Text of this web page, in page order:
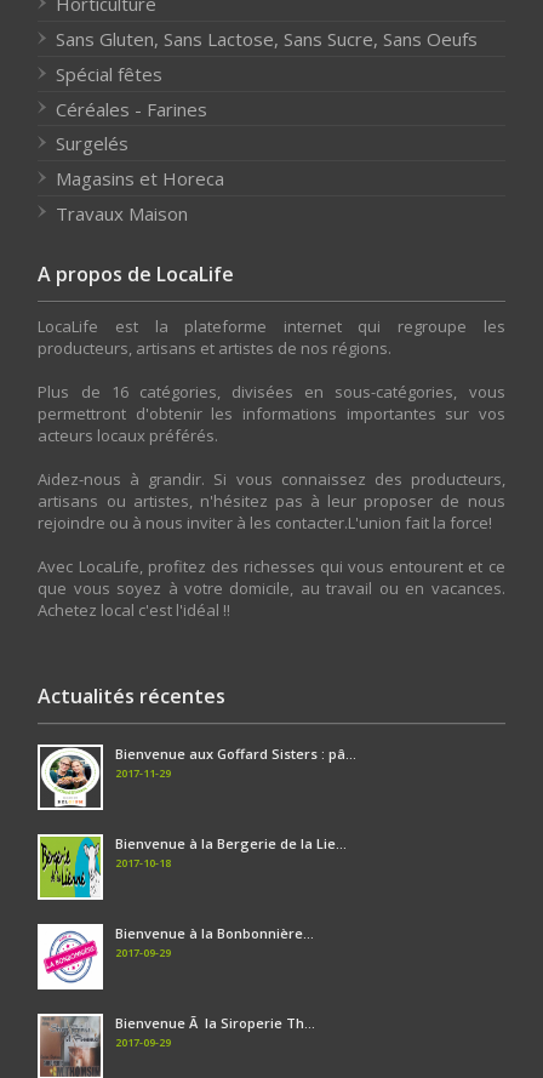
Sans Gluten, Sans Lactose, Sans Sucre, Sans Oeufs
Spécial fêtes
Céréales - Farines
Surgelés
Magasins et Horeca
Travaux Maison
A propos de LocaLife
LocaLife est la plateforme internet qui regroupe les
producteurs, artisans et artistes de nos régions.
Plus de 16 catégories, divisées en sous-catégories, vous
permettront d'obtenir les informations importantes sur vos
acteurs locaux préférés.
Aidez-nous à grandir. Si vous connaissez des producteurs,
artisans ou artistes, n'hésitez pas à leur proposer de nous
rejoindre ou à nous inviter à les contacter.L'union fait la force!
Avec LocaLife, profitez des richesses qui vous entourent et ce
que vous soyez à votre domicile, au travail ou en vacances.
Achetez local c'est l'idéal !!
Actualités récentes
Bienvenue aux Goffard Sisters : pâ...
2017-11-29
Bienvenue à la Bergerie de la Lie...
2017-10-18
Bienvenue à la Bonbonnière...
2017-09-29
Bienvenue Ã la Siroperie Th...
2017-09-29